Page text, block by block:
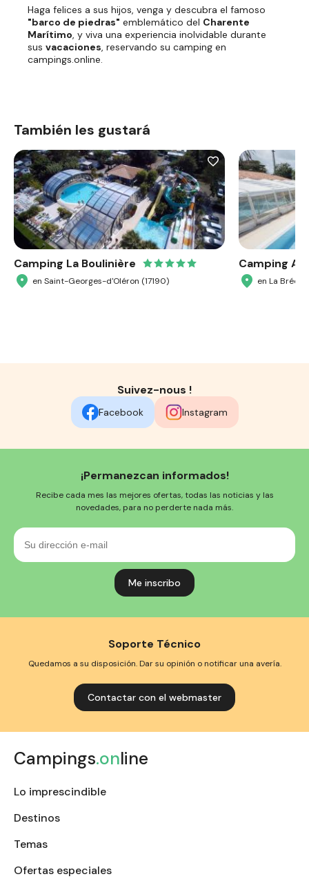
Haga felices a sus hijos, venga y descubra el famoso
"barco de piedras" emblemático del Charente
Marítimo, y viva una experiencia inolvidable durante
sus vacaciones, reservando su camping en
campings.online.
También les gustará
Camping La Boulinière
en Saint-Georges-d'Oléron (17190)
Camping
en La Brée-
Suivez-nous !
Facebook Instagram
¡Permanezcan informados!
Recibe cada mes las mejores ofertas, todas las noticias y las
novedades, para no perderte nada más.
Su
dirección
e-
Soporte Técnico
Quedamos a su disposición. Dar su opinión o notificar una avería.
Contactar con el webmaster
Campings.online
Lo imprescindible
Destinos
Temas
Ofertas especiales